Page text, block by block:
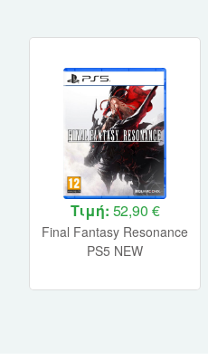
Τιμή: 52,90 €
Final Fantasy Resonance
PS5 NEW